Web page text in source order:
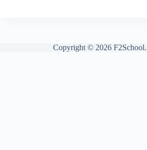
Copyright © 2026 F2School.